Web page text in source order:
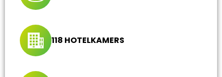
118 HOTELKAMERS